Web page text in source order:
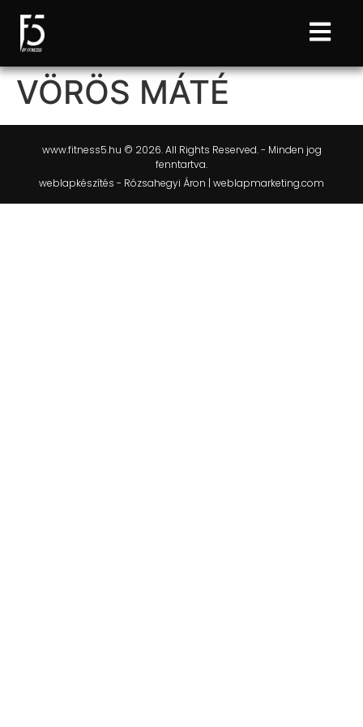
VÖRÖS MÁTÉ
www.fitness5.hu © 2026. All Rights Reserved. - Minden jog
fenntartva.
weblapkészítés - Rózsahegyi Áron | weblapmarketing.com